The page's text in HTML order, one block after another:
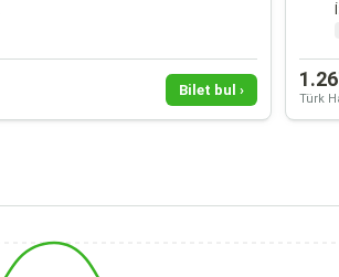
Bilet bul ›
Türk